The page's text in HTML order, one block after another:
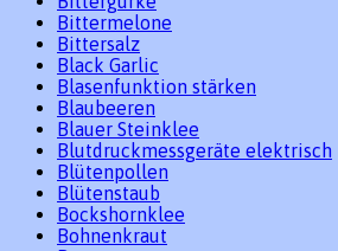
Bittermelone
Bittersalz
Black Garlic
Blasenfunktion stärken
Blaubeeren
Blauer Steinklee
Blutdruckmessgeräte elektrisch
Blütenpollen
Blütenstaub
Bockshornklee
Bohnenkraut